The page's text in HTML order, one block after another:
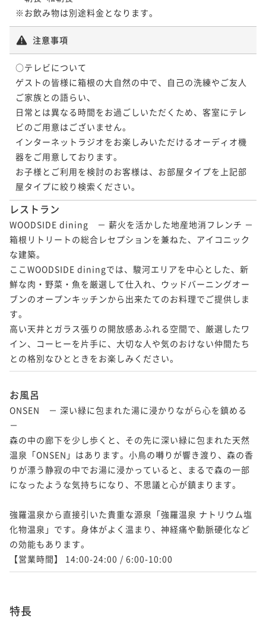
ポイントアップ
【連泊割】＜朝食付＞2泊以上のご予約ならお得
朝食付き 現地決済可
2名 ¥ 85,646 ~
ポイントアップ
【連泊割】＜夕朝食付＞2泊以上のご予約ならお得
二食付き 現地決済可 事前決済可
ポイント即利用で最大15％OFF
2名 ¥ 118,286 ~
注意事項
○テレビについて
ゲストの皆様に箱根の大自然の中で、自己の洗練やご友人
ご家族との語らい、
日常とは異なる時間をお過ごしいただくため、客室にテレ
ビのご用意はございません。
インターネットラジオをお楽しみいただけるオーディオ機
器をご用意しております。
お子様とご利用を検討のお客様は、お部屋タイプを上記部
屋タイプに絞り検索ください。
レストラン
WOODSIDE dining　－ 薪火を活かした地産地消フレンチ －
箱根リトリートの総合レセプションを兼ねた、アイコニック
な建築。
ここWOODSIDE diningでは、駿河エリアを中心とした、新
鮮な肉・野菜・魚を厳選して仕入れ、ウッドバーニングオー
ブンのオープンキッチンから出来たてのお料理でご提供しま
す。
高い天井とガラス張りの開放感あふれる空間で、厳選したワ
イン、コーヒーを片手に、大切な人や気のおけない仲間たち
との格別なひとときをお楽しみください。
お風呂
ONSEN　－ 深い緑に包まれた湯に浸かりながら心を鎮める
－
森の中の廊下を少し歩くと、その先に深い緑に包まれた天然
温泉「ONSEN」はあります。小鳥の囀りが響き渡り、森の香
りが漂う静寂の中でお湯に浸かっていると、まるで森の一部
になったような気持ちになり、不思議と心が鎮まります。
強羅温泉から直接引いた貴重な源泉「強羅温泉 ナトリウム塩
化物温泉」です。身体がよく温まり、神経痛や動脈硬化など
の効能もあります。
【営業時間】 14:00-24:00 / 6:00-10:00
特長